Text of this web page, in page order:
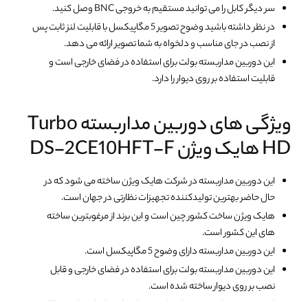
سر دیگر کابل را می توانید مستقیم به خروجی BNC وصل کنید.
در نظر داشته باشید وضوح تصویر 5 مگاپیکسل با قابلیت لنز ثابت پس
از نصب در جای مناسب و دلخواه به شما تصویر ارائه می دهد.
این دوربین مداربسته بولت برای استفاده در فضای خارجی است و
قابلیت استفاده بر روی دیوار را دارد.
ویژگی های دوربین مداربسته Turbo
HD هایک ویژن DS-2CE10HFT-F
این دوربین مداربسته در شرکت هایک ویژن ساخته می شود که در
حال حاضر بهترین تولیدکننده تجهیزات نظارتی در جهان است.
هایک ویژن ساخت کشور چین است و این برند از مرغوبترین ساخته
های این کشور است.
این دوربین مداربسته دارای وضوح 5 مگاپیکسل است.
این دوربین مداربسته بولت برای استفاده در فضای خارجی و قابل
نصب بر روی دیوار ساخته شده است.